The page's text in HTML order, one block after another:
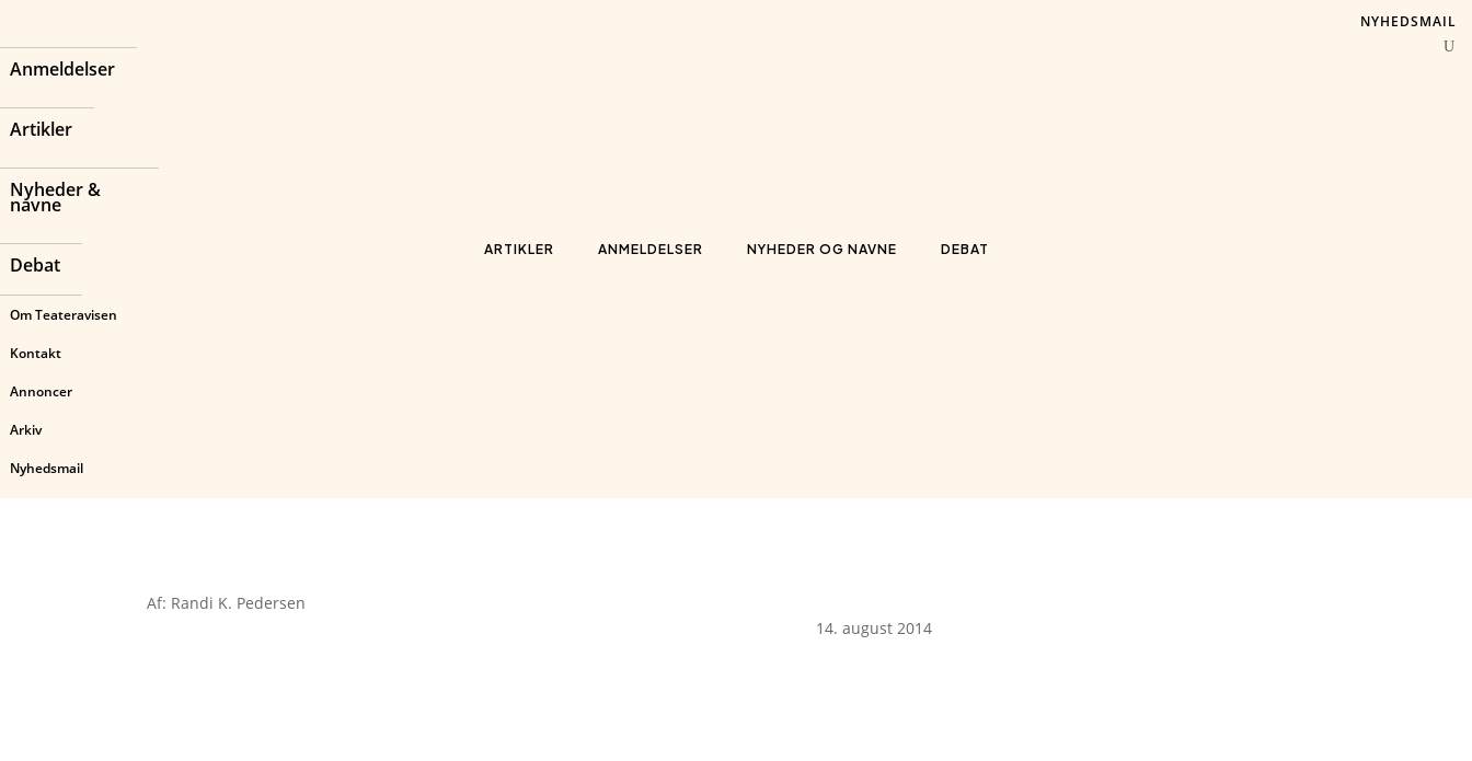
Anmeldelser
Artikler
Nyheder &
navne
Debat
Om Teateravisen
Kontakt
Annoncer
Arkiv
Nyhedsmail
ARTIKLER ANMELDELSER NYHEDER OG NAVNE DEBAT
NYHEDSMAIL
Af: Randi K. Pedersen
14. august 2014